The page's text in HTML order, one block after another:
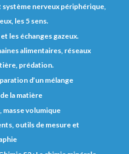
système nerveux périphérique,
les 5 sens.
les échanges gazeux.
alimentaires, réseaux
prédation.
d’un mélange
la matière
masse volumique
outils de mesure et